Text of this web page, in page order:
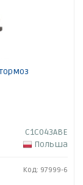
C1C043ABE
Польша
Код: 97999-6